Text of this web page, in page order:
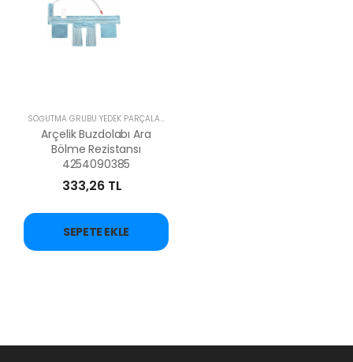
SOĞUTMA GRUBU YEDEK PARÇALARI
Arçelik Buzdolabı Ara
Bölme Rezistansı
4254090385
333,26 TL
SEPETE EKLE